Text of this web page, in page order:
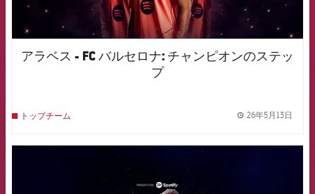
アラベス - FC バルセロナ: チャンピオンのステッ
プ
トップチーム 26年5月13日
FCB Barcelona badge